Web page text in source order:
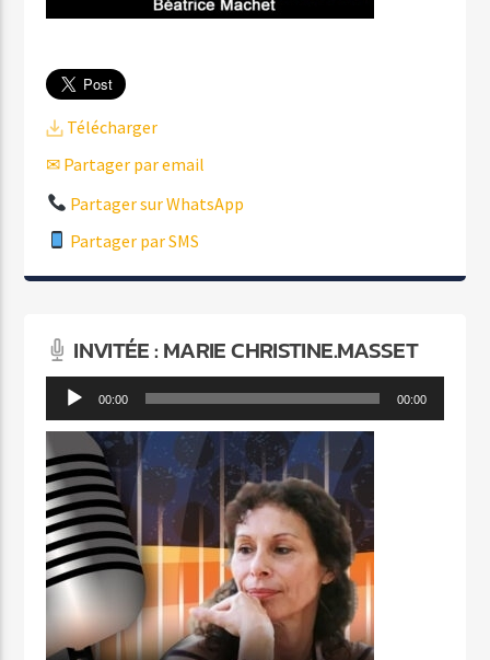
Télécharger
✉ Partager par email
Partager sur WhatsApp
Partager par SMS
INVITÉE : MARIE CHRISTINE.MASSET
Lecteur 00:00 00:00